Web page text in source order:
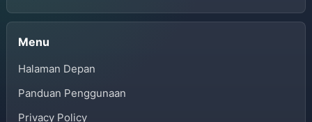
Menu
Halaman Depan
Panduan Penggunaan
Privacy Policy